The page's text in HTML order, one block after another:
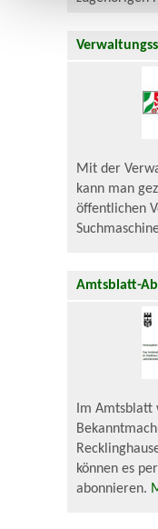
Mit der
kann man
öffentlichen
Amtsblatt-
Im Amtsblatt
können es
abonnieren.